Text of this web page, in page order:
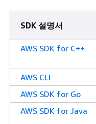
SDK 설명서
AWS SDK for C++
AWS CLI
AWS SDK for Go
AWS SDK for Java